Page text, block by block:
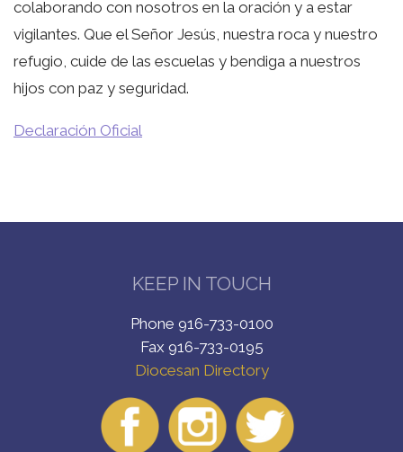
colaborando con nosotros en la oración y a estar
vigilantes. Que el Señor Jesús, nuestra roca y nuestro
refugio, cuide de las escuelas y bendiga a nuestros
hijos con paz y seguridad.
Declaración Oficial
KEEP IN TOUCH
Phone 916-733-0100
Fax 916-733-0195
Diocesan Directory